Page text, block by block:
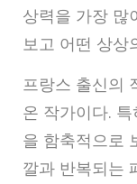
상력을 가장 많
보고 어떤 상상
프랑스 출신의
온 작가이다.
을 함축적으로
깔과 반복되는